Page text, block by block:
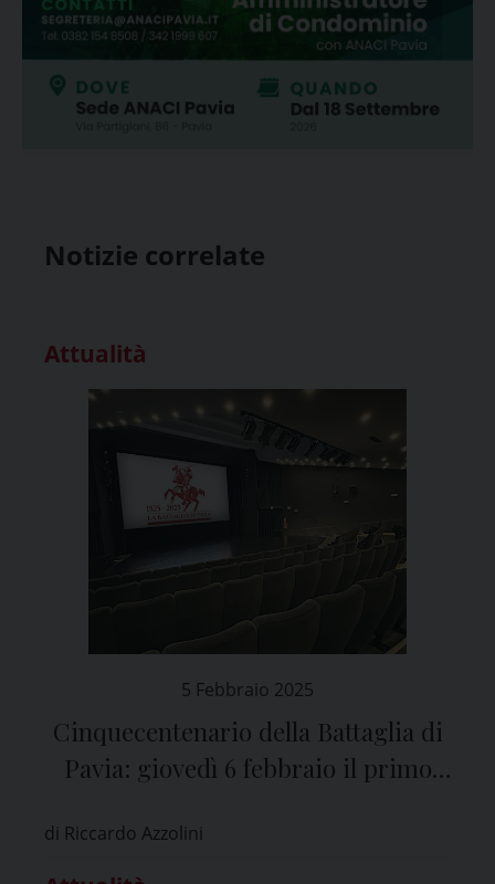
Notizie correlate
Attualità
5 Febbraio 2025
Cinquecentenario della Battaglia di
Pavia: giovedì 6 febbraio il primo
di Riccardo Azzolini